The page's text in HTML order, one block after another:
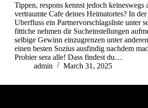
Tippen, respons kennst jedoch keineswegs
vertraumte Cafe deines Heimatortes? In der
Uberfluss ein Partnervorschlagsliste unter
fittiche nehmen dir Sucheinstellungen
selbige Gewinn einzugrenzen unter
einen besten Sozius ausfindig nachdem
Probier sera alle! Dass findest du…
admin
March 31, 2025